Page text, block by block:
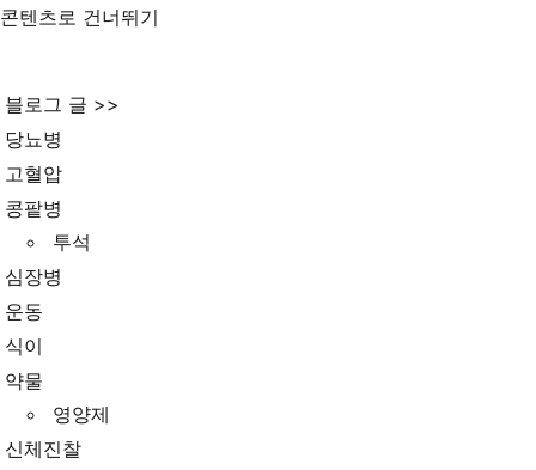
콘텐츠로 건너뛰기
블로그 글 >>
당뇨병
고혈압
콩팥병
투석
심장병
운동
식이
약물
영양제
신체진찰